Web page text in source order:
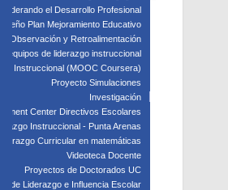
Liderando el Desarrollo Profesional
Diseño Plan Mejoramiento Educativo
Observación y Retroalimentación
equipos de liderazgo instruccional
Instruccional (MOOC Coursera)
Proyecto Simulaciones
Investigación
Center Directivos Escolares
Instruccional - Punta Arenas
Liderazgo Curricular en matemáticas
Videoteca Docente
Proyectos de Doctorados UC
de Liderazgo e Influencia Escolar